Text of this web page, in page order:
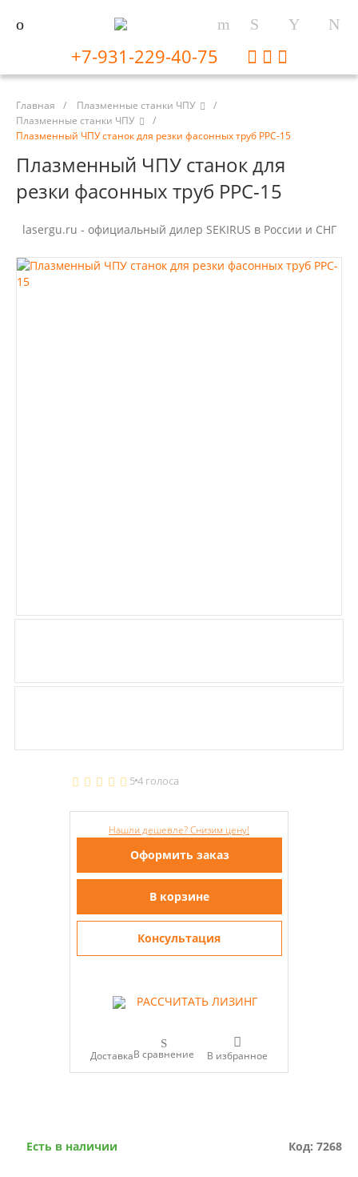
+7-931-229-40-75
Главная / Плазменные станки ЧПУ
/
Плазменные станки ЧПУ
/
Плазменный ЧПУ станок для резки фасонных труб PPC-15
Плазменный ЧПУ станок для
резки фасонных труб PPC-15
lasergu.ru - официальный дилер SEKIRUS в России и СНГ
Есть в наличии Код: 7268
54 голоса
Нашли дешевле? Снизим цену!
Оформить заказ
В корзине
Консультация
РАССЧИТАТЬ ЛИЗИНГ
ДоставкаВ сравнение